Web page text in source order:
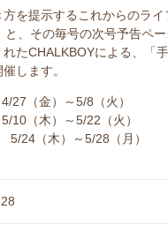
方を提示するこれからのラ
と、その毎号の次号予告ペ
たCHALKBOYによる、「
します。
27（金）～5/8（火）
10（木）～5/22（火）
24（木）～5/28（月）